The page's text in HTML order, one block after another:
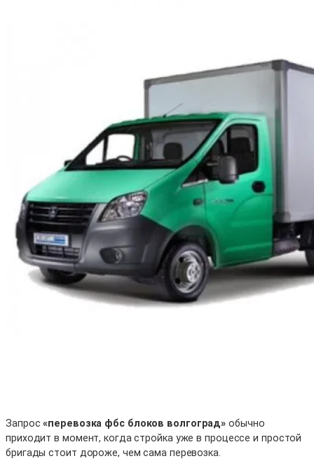
Запрос«перевозка фбс блоков волгоград» обычно
приходит в момент, когда стройка уже в процессе и простой
бригады стоит дороже, чем сама перевозка.